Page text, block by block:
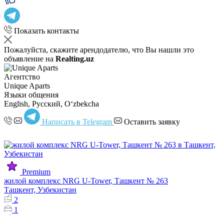
Показать контакты
Пожалуйста, скажите арендодателю, что Вы нашли это
объявление на Realting.uz
Агентство
Unique Aparts
Языки общения
English, Русский, Oʻzbekcha
Написать в Telegram Оставить заявку
Premium
жилой комплекс NRG U-Tower, Ташкент № 263
Ташкент, Узбекистан
2
1